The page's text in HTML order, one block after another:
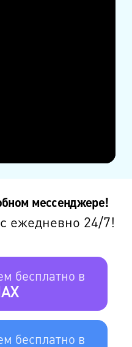
мессенджере!
ежедневно 24/7!
бесплатно в
бесплатно в